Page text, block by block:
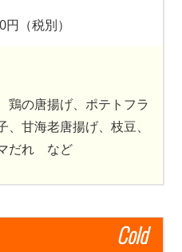
（税別）
鶏の唐揚げ、ポテトフラ
甘海老唐揚げ、枝豆、
だれ など
Cold